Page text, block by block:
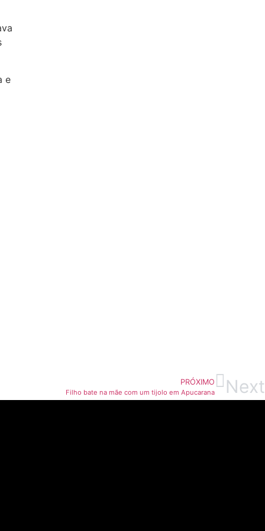
e
PRÓXIMO
Filho bate na mãe com um tijolo em Apucarana Next